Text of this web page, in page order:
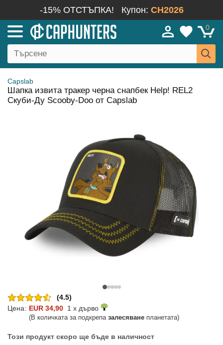
-15% ОТСТЪПКА! Купон: CH2026
0
Capslab
Шапка извита тракер черна снапбек Help! REL2
Скуби-Ду Scooby-Doo от Capslab
(4.5)
Цена: EUR 34,90 1 x дърво
(В количката за подкрепа залесяване планетата)
Този продукт скоро ще бъде в наличност